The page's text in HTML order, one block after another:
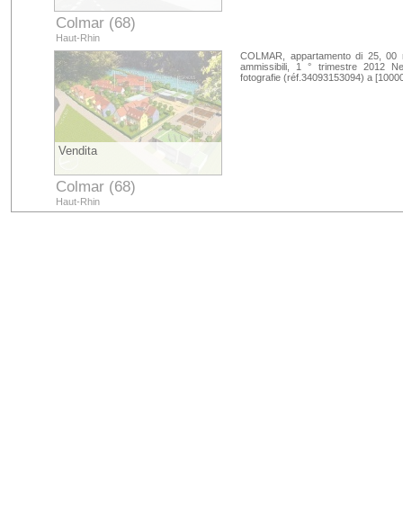
Colmar (68)
Haut-Rhin
Vendita
Colmar (68)
Haut-Rhin
COLMAR, appartamento di 25,
ammissibili, 1 ° trimestre 2012
fotografie (réf.34093153094) a